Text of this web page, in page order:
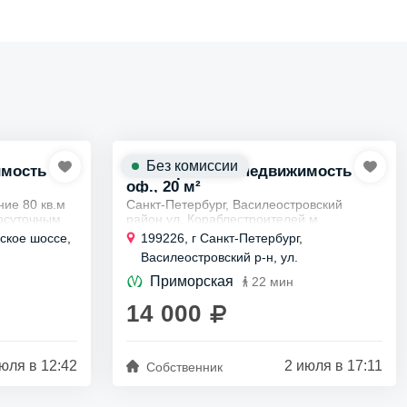
80 кв.м
шоссе,
в 12:42
Коммерческая недвижимость
оф., 20 м²
Санкт-Петербург, Василеостровский
район,ул. Кораблестроителей м.
Приморская
Аренда офиса на Васильевском острове
по кабинетам или рабочим местам
Сдается в...
199226, г Санкт-Петербург,
Василеостровский р-н, ул.
Кораблестроителей, д 1
Приморская 22 мин
14 000
Собственник 2 июля в 17:11
Без комиссии